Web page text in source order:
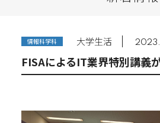
情報科学科 大学生活
FISAによるIT業界特別講義